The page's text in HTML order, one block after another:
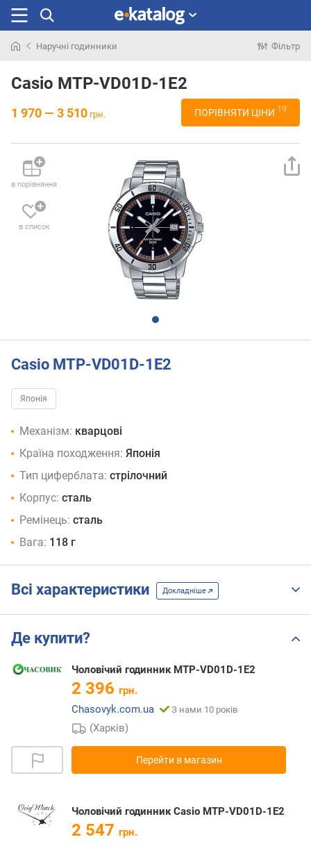
раніше
Наручні годинники Фільтр
Casio MTP-VD01D-1E2
1 970 — 3 510 грн. ПОРІВНЯТИ ЦІНИ 19
в порівняння
в список
Casio MTP-VD01D-1E2
Японія
Механізм: кварцові
Країна походження: Японія
Тип циферблата: стрілочний
Корпус: сталь
Ремінець: сталь
Вага: 118 г
Всі характеристики Докладніше
Де купити?
Чоловічий годинник MTP-VD01D-1E2
2 396 грн.
Chasovyk.com.ua
З нами 10 років
(Харків)
Перейти в магазин
Чоловічий годинник Casio MTP-VD01D-1E2
2 547 грн.